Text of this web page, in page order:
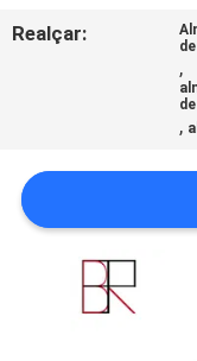
UMAS
MAPA
DO
PRIVACY
Realçar:
,
,